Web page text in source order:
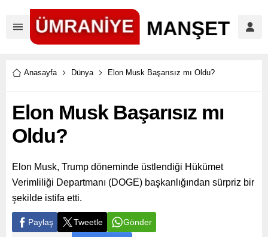
Anasayfa Dünya Elon Musk Başarısız mı Oldu?
Elon Musk Başarısız mı
Oldu?
Elon Musk, Trump döneminde üstlendiği Hükümet
Verimliliği Departmanı (DOGE) başkanlığından sürpriz bir
şekilde istifa etti.
Paylaş Tweetle Gönder